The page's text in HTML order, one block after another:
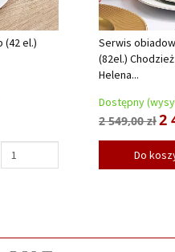
(42 el.)
Serwis
(82el.)
Helena...
Dostępny
2 549,00 zł2
Do